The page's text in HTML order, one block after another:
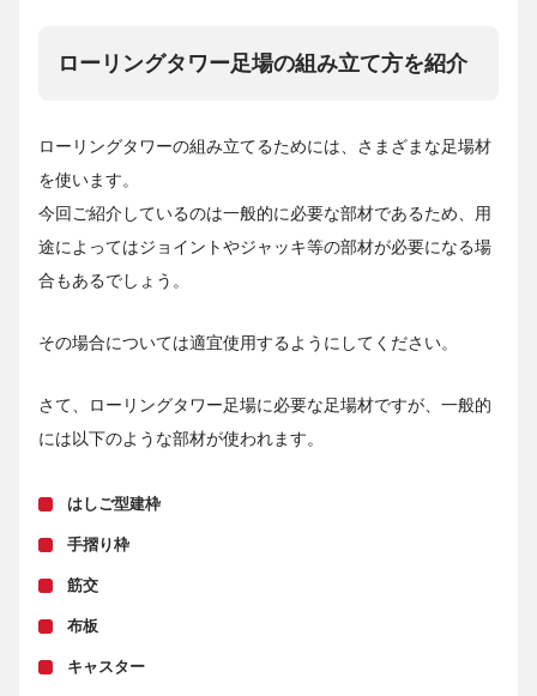
ローリングタワー足場の組み立て方を紹介
ローリングタワーの組み立てるためには、さまざまな足場材
を使います。
今回ご紹介しているのは一般的に必要な部材であるため、用
途によってはジョイントやジャッキ等の部材が必要になる場
合もあるでしょう。
その場合については適宜使用するようにしてください。
さて、ローリングタワー足場に必要な足場材ですが、一般的
には以下のような部材が使われます。
はしご型建枠
手摺り枠
筋交
布板
キャスター